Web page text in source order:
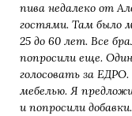
пива недалеко от
гостями. Там было
25 до 60 лет. Все
попросили еще.
голосовать за
мебелью. Я
и попросили